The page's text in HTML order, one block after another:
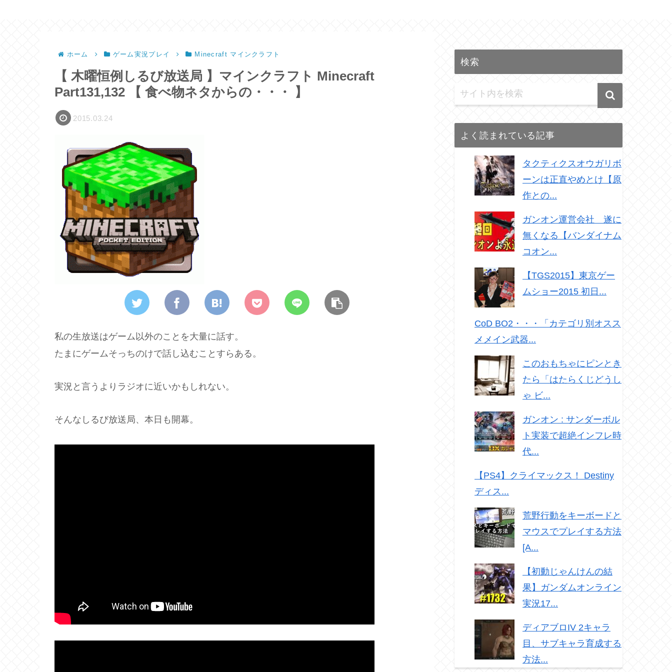
ホーム ゲーム実況プレイ Minecraft マインクラフト
【 木曜恒例しるび放送局 】マインクラフト Minecraft
Part131,132 【 食べ物ネタからの・・・ 】
2015.03.24
私の生放送はゲーム以外のことを大量に話す。
たまにゲームそっちのけで話し込むことすらある。
実況と言うよりラジオに近いかもしれない。
そんなしるび放送局、本日も開幕。
検索
よく読まれている記事
タクティクスオウガリボ
ーンは正直やめとけ【原
作との...
ガンオン運営会社 遂に
無くなる【バンダイナム
コオン...
【TGS2015】東京ゲー
ムショー2015 初日...
CoD BO2・・・「カテゴリ別オスス
メメイン武器...
このおもちゃにピンとき
たら「はたらくじどうし
ゃ ビ...
ガンオン : サンダーボル
ト実装で超絶インフレ時
代...
【PS4】クライマックス！ Destiny
ディス...
荒野行動をキーボードと
マウスでプレイする方法
[A...
【初動じゃんけんの結
果】ガンダムオンライン
実況17...
ディアブロIV 2キャラ
目、サブキャラ育成する
方法...